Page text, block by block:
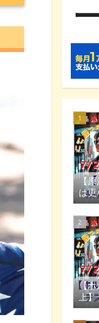
【原
は更
【ホ
上】